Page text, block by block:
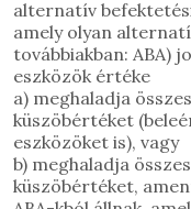
alternatív
amely olyan
továbbiakban: ABA)
eszközök értéke
a) meghaladja
küszöbértéket
eszközöket is), vagy
b) meghaladja
küszöbértéket,